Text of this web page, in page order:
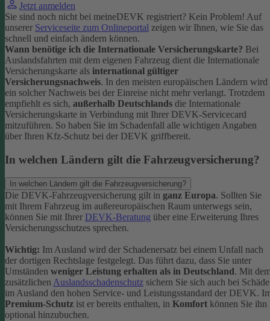
Jetzt anmelden
Sie sind noch nicht bei meineDEVK registriert? Kein Problem! Auf
unserer Serviceseite zum Onlineportal zeigen wir Ihnen, wie Sie das
schnell und einfach ändern können.
Wann benötige ich die Internationale Versicherungskarte? Bei
Auslandsfahrten mit dem eigenen Fahrzeug dient die Internationale
Versicherungskarte als international gültiger
Versicherungsnachweis. In den meisten europäischen Ländern wird
ein solcher Nachweis bei der Einreise nicht mehr verlangt. Trotzdem
empfiehlt es sich, außerhalb Deutschlands die Internationale
Versicherungskarte in Verbindung mit Ihrer DEVK-Servicecard
mitzuführen. So haben Sie im Schadenfall alle wichtigen Angaben
über Ihren Kfz-Schutz bei der DEVK griffbereit.
In welchen Ländern gilt die Fahrzeugversicherung?
In welchen Ländern gilt die Fahrzeugversicherung?
Die DEVK-Fahrzeugversicherung gilt in ganz Europa. Sollten Sie
mit Ihrem Fahrzeug im außereuropäischen Raum unterwegs sein,
können Sie mit Ihrer DEVK-Beratung über eine Erweiterung Ihres
Versicherungsschutzes sprechen.
Wichtig: Im Ausland wird der Schadenersatz bei einem Unfall nach
der dortigen Rechtslage festgelegt. Das führt dazu, dass Sie unter
Umständen weniger Leistung erhalten als in Deutschland. Mit
zusätzlichenAuslandsschadenschutz sichern Sie sich auch bei
im Ausland den hohen Service- und Leistungsstandard der DEVK.
Premium-Schutz ist er bereits enthalten, in Komfort können Sie ihn
optional hinzubuchen.